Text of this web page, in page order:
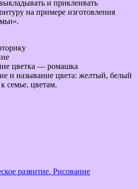
на примере изготовления
цветка — ромашка
и называние цвета: желтый, белый
семье, цветам.
развитие. Рисование